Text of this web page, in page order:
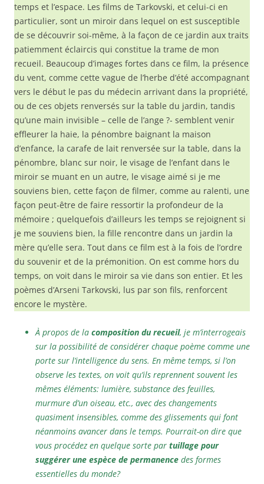
temps et l’espace. Les films de Tarkovski, et celui-ci en
particulier, sont un miroir dans lequel on est susceptible
de se découvrir soi-même, à la façon de ce jardin aux traits
patiemment éclaircis qui constitue la trame de mon
recueil. Beaucoup d’images fortes dans ce film, la présence
du vent, comme cette vague de l’herbe d’été accompagnant
vers le début le pas du médecin arrivant dans la propriété,
ou de ces objets renversés sur la table du jardin, tandis
qu’une main invisible – celle de l’ange ?- semblent venir
effleurer la haie, la pénombre baignant la maison
d’enfance, la carafe de lait renversée sur la table, dans la
pénombre, blanc sur noir, le visage de l’enfant dans le
miroir se muant en un autre, le visage aimé si je me
souviens bien, cette façon de filmer, comme au ralenti, une
façon peut-être de faire ressortir la profondeur de la
mémoire ; quelquefois d’ailleurs les temps se rejoignent si
je me souviens bien, la fille rencontre dans un jardin la
mère qu’elle sera. Tout dans ce film est à la fois de l’ordre
du souvenir et de la prémonition. On est comme hors du
temps, on voit dans le miroir sa vie dans son entier. Et les
poèmes d’Arseni Tarkovski, lus par son fils, renforcent
encore le mystère.
À propos de la composition du recueil, je m’interrogeais
sur la possibilité de considérer chaque poème comme une
porte sur l’intelligence du sens. En même temps, si l’on
observe les textes, on voit qu’ils reprennent souvent les
mêmes éléments: lumière, substance des feuilles,
murmure d’un oiseau, etc., avec des changements
quasiment insensibles, comme des glissements qui font
néanmoins avancer dans le temps. Pourrait-on dire que
vous procédez en quelque sorte par tuillage pour
suggérer une espèce de permanence des formes
essentielles du monde?